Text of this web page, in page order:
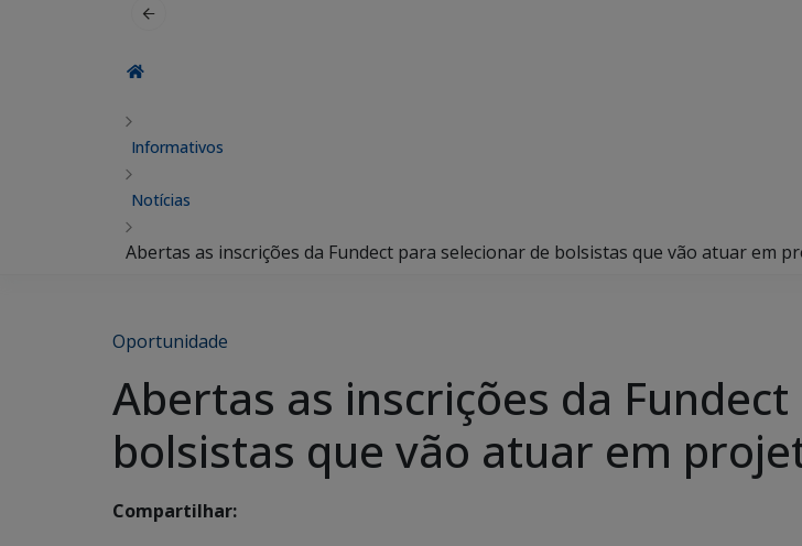
Informativos
Notícias
Abertas as inscrições da Fundect para selecionar de bolsistas que vão atuar em
Oportunidade
Abertas as inscrições da
bolsistas que vão atuar em
Compartilhar: